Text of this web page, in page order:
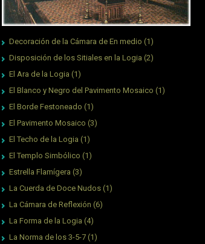
Decoración de la Cámara de En medio (1)
Disposición de los Sitiales en la Logia (2)
El Ara de la Logia (1)
El Blanco y Negro del Pavimento Mosaico (1)
El Borde Festoneado (1)
El Pavimento Mosaico (3)
El Techo de la Logia (1)
El Templo Simbólico (1)
Estrella Flamígera (3)
La Cuerda de Doce Nudos (1)
La Cámara de Reflexión (6)
La Forma de la Logia (4)
La Norma de los 3-5-7 (1)